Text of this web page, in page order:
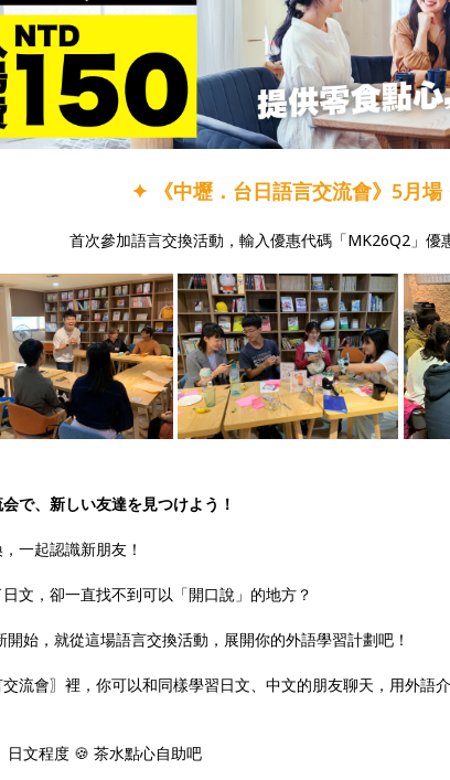
✦ 《中壢．台日語言交流會》5月
首次參加語言交換活動，輸入優惠代碼「MK26Q2」優
で、新しい友達を見つけよう！
一起認識新朋友！
文，卻一直找不到可以「開口說」的地方？
開始，就從這場語言交換活動，展開你的外語學習計劃吧！
流會〗裡，你可以和同樣學習日文、中文的朋友聊天，用外語
日文程度 🍪 茶水點心自助吧